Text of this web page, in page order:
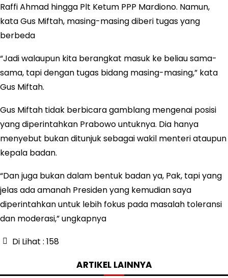
Raffi Ahmad hingga Plt Ketum PPP Mardiono. Namun,
kata Gus Miftah, masing-masing diberi tugas yang
berbeda
“Jadi walaupun kita berangkat masuk ke beliau sama-
sama, tapi dengan tugas bidang masing-masing,” kata
Gus Miftah.
Gus Miftah tidak berbicara gamblang mengenai posisi
yang diperintahkan Prabowo untuknya. Dia hanya
menyebut bukan ditunjuk sebagai wakil menteri ataupun
kepala badan.
“Dan juga bukan dalam bentuk badan ya, Pak, tapi yang
jelas ada amanah Presiden yang kemudian saya
diperintahkan untuk lebih fokus pada masalah toleransi
dan moderasi,” ungkapnya
Di Lihat : 158
ARTIKEL LAINNYA